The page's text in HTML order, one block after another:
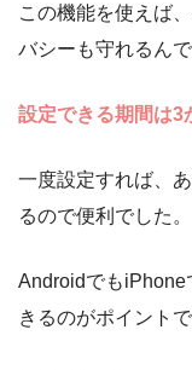
この機能を使えば
バシーも守れるんで
設定できる期間は3
一度設定すれば、
るので便利でした。
AndroidでもiPhone
きるのがポイントで